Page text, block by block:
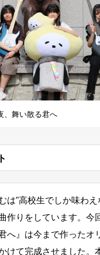
、舞い散る君へ
は"高校生でしか味わ
作りをしています。今
へ』は今まで作ったオ
けて完成させました。